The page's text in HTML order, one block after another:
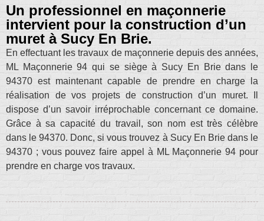
Un professionnel en maçonnerie
intervient pour la construction d’un
muret à Sucy En Brie.
En effectuant les travaux de maçonnerie depuis des années,
ML Maçonnerie 94 qui se siège à Sucy En Brie dans le
94370 est maintenant capable de prendre en charge la
réalisation de vos projets de construction d’un muret. Il
dispose d’un savoir irréprochable concernant ce domaine.
Grâce à sa capacité du travail, son nom est très célèbre
dans le 94370. Donc, si vous trouvez à Sucy En Brie dans le
94370 ; vous pouvez faire appel à ML Maçonnerie 94 pour
prendre en charge vos travaux.